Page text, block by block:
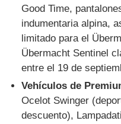
Good Time,
indumentaria alpina,
limitado para el
Übermacht Sentinel
entre el 19 de
Vehículos de
Ocelot Swinger
descuento),